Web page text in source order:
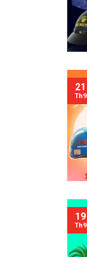
21
Th9
19
Th9